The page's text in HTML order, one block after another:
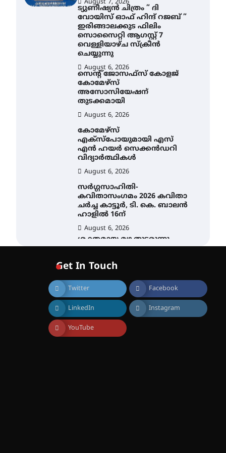
August 7, 2026
ട്യുണീഷ്യൻ ചിത്രം ” ദി
വോയിസ് ഓഫ് ഹിന്ദ് റജബ് ”
ഇരിങ്ങാലക്കുട ഫിലിം
സൊസൈറ്റി ആഗസ്റ്റ് 7
വെള്ളിയാഴ്ച സ്‌ക്രീൻ
ചെയ്യുന്നു
August 6, 2026
സെന്റ് ജോസഫ്സ് കോളജ്
കോമേഴ്‌സ്
അസോസിയേഷന്
തുടക്കമായി
August 6, 2026
കോമേഴ്സ്
എക്സ്പോയുമായി എസ്
എൻ ഹയർ സെക്കൻഡറി
വിദ്യാർത്ഥികൾ
August 6, 2026
സർഗ്ഗസാഹിതി-
കവിതാസംഗമം 2026 കവിതാ
ചർച്ച കാട്ടൂർ, ടി. കെ. ബാലൻ
ഹാളിൽ 16ന്
August 6, 2026
ശക്തമായ മഴ തുടരുന്നു –
തൃശൂർ ജില്ലയിൽ എല്ലാ
സ്ഥാപനങ്ങൾക്കും
August 7, 2026
എം.ജി. യൂണിവേഴ്‌സിറ്റിയിൽ
നിന്ന് ഇംഗ്ളീഷ്
സാഹിത്യത്തിൽ ഡോക്ടറേറ്റ്
നേടിയ എൻ. ആര്യ
Get In Touch
Twitter Facebook
LinkedIn Instagram
YouTube